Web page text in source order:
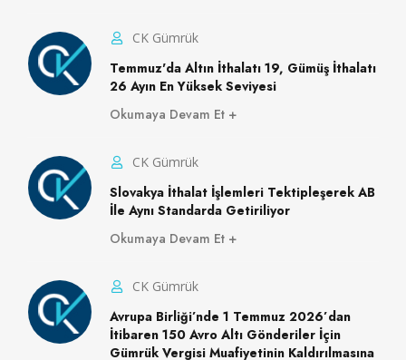
CK Gümrük
Temmuz'da Altın İthalatı 19, Gümüş İthalatı
26 Ayın En Yüksek Seviyesi
Okumaya Devam Et
CK Gümrük
Slovakya İthalat İşlemleri Tektipleşerek AB
İle Aynı Standarda Getiriliyor
Okumaya Devam Et
CK Gümrük
Avrupa Birliği’nde 1 Temmuz 2026’dan
İtibaren 150 Avro Altı Gönderiler İçin
Gümrük Vergisi Muafiyetinin Kaldırılmasına